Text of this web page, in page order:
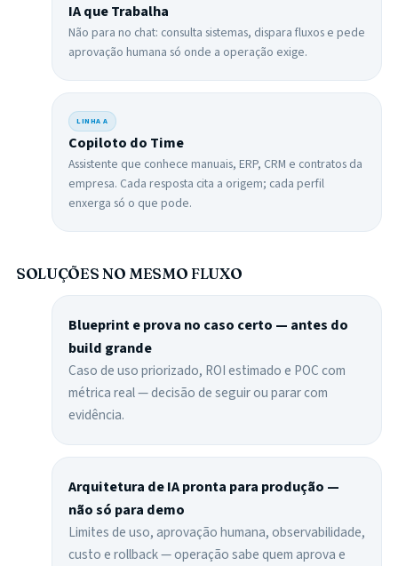
IA que Trabalha
Não para no chat: consulta sistemas, dispara fluxos e pede
aprovação humana só onde a operação exige.
LINHAA
Copiloto do Time
Assistente que conhece manuais, ERP, CRM e contratos da
empresa. Cada resposta cita a origem; cada perfil
enxerga só o que pode.
SOLUÇÕES NO MESMO FLUXO
Blueprint e prova no caso certo — antes do
build grande
Caso de uso priorizado, ROI estimado e POC com
métrica real — decisão de seguir ou parar com
evidência.
Arquitetura de IA pronta para produção —
não só para demo
Limites de uso, aprovação humana, observabilidade,
custo e rollback — operação sabe quem aprova e